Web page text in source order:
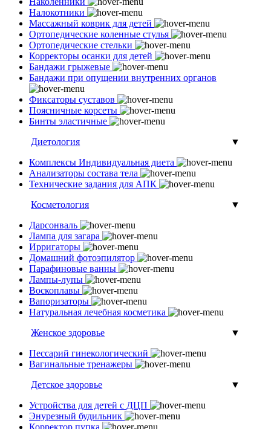
Налокотники
Массажный коврик для детей
Ортопедические коленные стулья
Ортопедические стельки
Корректоры осанки для детей
Бандажи грыжевые
Бандажи при опущении внутренних органов
Фиксаторы суставов
Поясничные корсеты
Бинты эластичные
Диетология
▼
Комплексы Индивидуальная диета
Анализаторы состава тела
Технические задания для АПК
Косметология
▼
Дарсонваль
Лампа для загара
Ирригаторы
Домашний фотоэпилятор
Парафиновые ванны
Лампы-лупы
Воскоплавы
Вапоризаторы
Натуральная лечебная косметика
Женское здоровье
▼
Пессарий гинекологический
Вагинальные тренажеры
Детское здоровье
▼
Устройства для детей с ДЦП
Энурезный будильник
Корректор пупка